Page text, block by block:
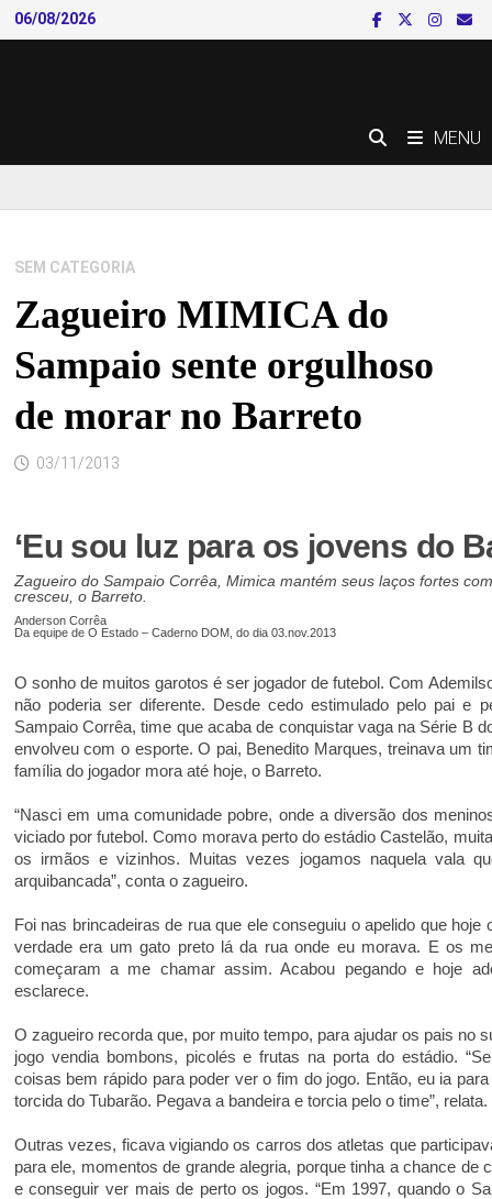
Skip
to
06/08/2026
MENU
SEM CATEGORIA
Zagueiro MIMICA do
Sampaio sente orgulhoso
de morar no Barreto
03/11/2013
‘Eu sou luz para os jovens do
Zagueiro do Sampaio Corrêa, Mimica mantém seus laços fortes
cresceu, o Barreto.
Anderson Corrêa
Da equipe de O Estado – Caderno DOM, do dia 03.nov.2013
O sonho de muitos garotos é ser jogador de futebol. Com
não poderia ser diferente. Desde cedo estimulado pelo pai e
Sampaio Corrêa, time que acaba de conquistar vaga na Série B
envolveu com o esporte. O pai, Benedito Marques, treinava um
família do jogador mora até hoje, o Barreto.
“Nasci em uma comunidade pobre, onde a diversão dos
viciado por futebol. Como morava perto do estádio Castelão,
os irmãos e vizinhos. Muitas vezes jogamos naquela vala
arquibancada”, conta o zagueiro.
Foi nas brincadeiras de rua que ele conseguiu o apelido que hoje
verdade era um gato preto lá da rua onde eu morava. E os
começaram a me chamar assim. Acabou pegando e hoje
esclarece.
O zagueiro recorda que, por muito tempo, para ajudar os pais no
jogo vendia bombons, picolés e frutas na porta do estádio.
coisas bem rápido para poder ver o fim do jogo. Então, eu ia
torcida do Tubarão. Pegava a bandeira e torcia pelo o time”, relata.
Outras vezes, ficava vigiando os carros dos atletas que
para ele, momentos de grande alegria, porque tinha a chance de
e conseguir ver mais de perto os jogos. “Em 1997, quando o